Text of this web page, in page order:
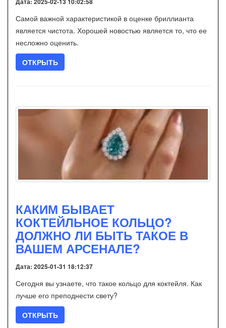
Дата: 2025-02-13 10:02:58
Самой важной характеристикой в оценке бриллианта
является чистота. Хорошей новостью является то, что ее
несложно оценить.
ОТКРЫТЬ
КАКИМ БЫВАЕТ
КОКТЕЙЛЬНОЕ КОЛЬЦО?
ДОЛЖНО ЛИ БЫТЬ ТАКОЕ В
ВАШЕМ АРСЕНАЛЕ?
Дата: 2025-01-31 18:12:37
Сегодня вы узнаете, что такое кольцо для коктейля. Как
лучше его преподнести свету?
ОТКРЫТЬ